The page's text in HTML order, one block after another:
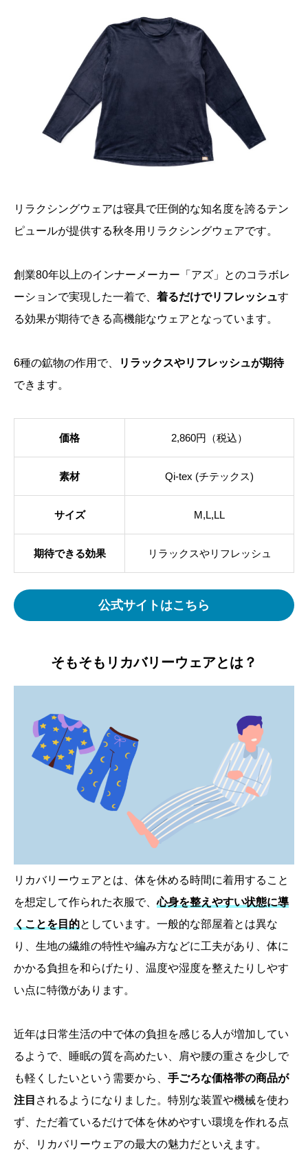
リラクシングウェアは寝具で圧倒的な知名度を誇るテン
ピュールが提供する秋冬用リラクシングウェアです。
創業80年以上のインナーメーカー「アズ」とのコラボレ
ーションで実現した一着で、 着るだけでリフレッシュす
る効果が期待できる高機能なウェアとなっています。
6種の鉱物の作用で、
リラックスやリフレッシュが期待
できます。
価格 2,860円（税込）
素材 Qi-tex (チテックス)
サイズ M,L,LL
期待できる効果 リラックスやリフレッシュ
公式サイトはこちら
そもそもリカバリーウェアとは？
リカバリーウェアとは、体を休める時間に着用すること
を想定して作られた衣服で、心身を整えやすい状態に導
くことを目的としています。一般的な部屋着とは異な
り、生地の繊維の特性や編み方などに工夫があり、体に
かかる負担を和らげたり、温度や湿度を整えたりしやす
い点に特徴があります。
近年は日常生活の中で体の負担を感じる人が増加してい
るようで、睡眠の質を高めたい、肩や腰の重さを少しで
も軽くしたいという需要から、 手ごろな価格帯の商品が
注目 されるようになりました。特別な装置や機械を使わ
ず、ただ着ているだけで体を休めやすい環境を作れる点
が、リカバリーウェアの最大の魅力だといえます。